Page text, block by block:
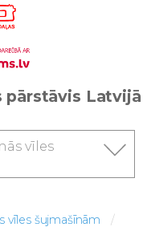
pārstāvis Latvijā
vīles
vīles šujmašīnām